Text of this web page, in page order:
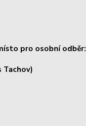
pro osobní odběr:
Tachov)